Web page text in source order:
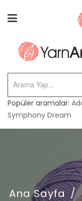
Popüler aramalar:
Symphony Dream
Ana Sayfa /